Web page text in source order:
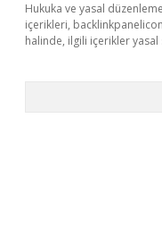
Hukuka ve yasal
içerikleri,
halinde, ilgili içerikler yasal